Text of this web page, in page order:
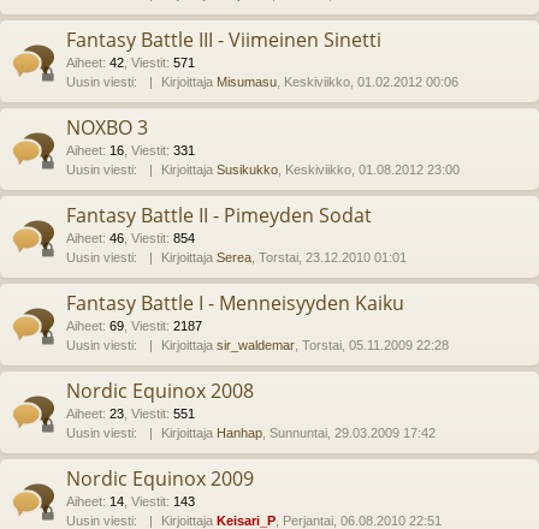
Fantasy Battle III - Viimeinen Sinetti
Aiheet: 42 Viestit: 571
Uusin viesti:
Kirjoittaja Misumasu , Keskiviikko, 01.02.2012 00:06
NOXBO 3
Aiheet: 16 Viestit: 331
Uusin viesti:
Kirjoittaja Susikukko , Keskiviikko, 01.08.2012 23:00
Fantasy Battle II - Pimeyden Sodat
Aiheet: 46 Viestit: 854
Uusin viesti:
Kirjoittaja Serea , Torstai, 23.12.2010 01:01
Fantasy Battle I - Menneisyyden Kaiku
Aiheet: 69 Viestit: 2187
Uusin viesti:
Kirjoittaja sir_waldemar , Torstai, 05.11.2009 22:28
Nordic Equinox 2008
Aiheet: 23 Viestit: 551
Uusin viesti:
Kirjoittaja Hanhap , Sunnuntai, 29.03.2009 17:42
Nordic Equinox 2009
Aiheet: 14 Viestit: 143
Uusin viesti:
Kirjoittaja Keisari_P , Perjantai, 06.08.2010 22:51